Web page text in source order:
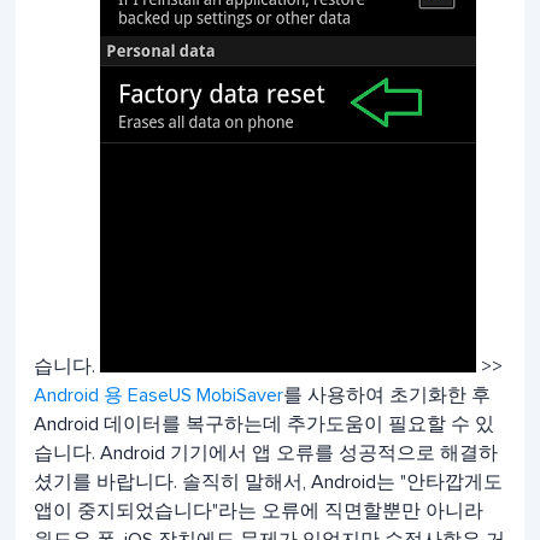
습니다.
>>
Android 용 EaseUS MobiSaver를 사용하여 초기화한 후
Android 데이터를 복구하는데 추가도움이 필요할 수 있
습니다. Android 기기에서 앱 오류를 성공적으로 해결하
셨기를 바랍니다. 솔직히 말해서, Android는 "안타깝게도
앱이 중지되었습니다"라는 오류에 직면할뿐만 아니라